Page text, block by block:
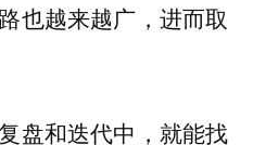
也越来越广，进而取
盘和迭代中，就能找